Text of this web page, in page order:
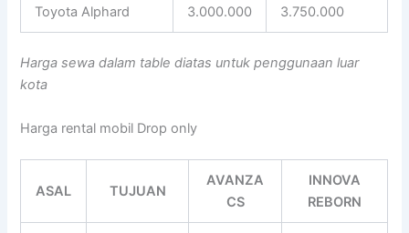
Toyota Alphard 3.000.000 3.750.000
Harga sewa dalam table diatas untuk penggunaan luar
kota
Harga rental mobil Drop only
ASAL TUJUAN
AVANZA
CS
INNOVA
REBORN